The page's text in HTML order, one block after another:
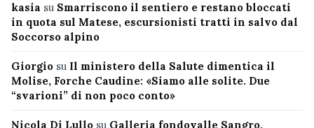
kasia su Smarriscono il sentiero e restano bloccati
in quota sul Matese, escursionisti tratti in salvo dal
Soccorso alpino
Giorgio su Il ministero della Salute dimentica il
Molise, Forche Caudine: «Siamo alle solite. Due
“svarioni” di non poco conto»
Nicola Di Lullo su Galleria fondovalle Sangro,